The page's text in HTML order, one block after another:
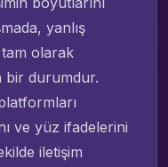
yanlış
tam olarak
bir durumdur.
ve yüz ifadelerini
iletişim